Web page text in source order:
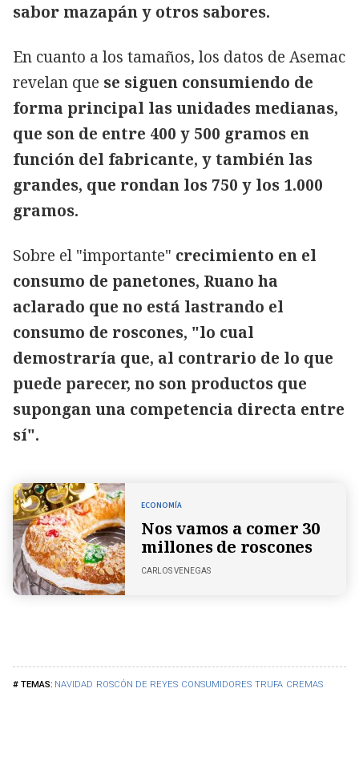
NAVIDAD ROSCÓN DE REYES CONSUMIDORES TRUFA CREMAS
sabor mazapán y otros sabores.
En cuanto a los tamaños, los datos de Asemac
revelan que se siguen consumiendo de
forma principal las unidades medianas,
que son de entre 400 y 500 gramos en
función del fabricante, y también las
grandes, que rondan los 750 y los 1.000
gramos.
Sobre el "importante" crecimiento en el
consumo de panetones, Ruano ha
aclarado que no está lastrando el
consumo de roscones, "lo cual
demostraría que, al contrario de lo que
puede parecer, no son productos que
supongan una competencia directa entre
sí".
ECONOMÍA
Nos vamos a comer 30
millones de roscones
CARLOS VENEGAS